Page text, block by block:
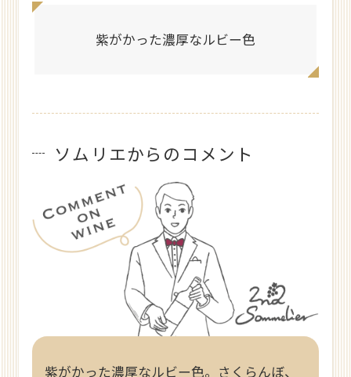
紫がかった濃厚なルビー色
ソムリエからのコメント
紫がかった濃厚なルビー色。さくらんぼ、